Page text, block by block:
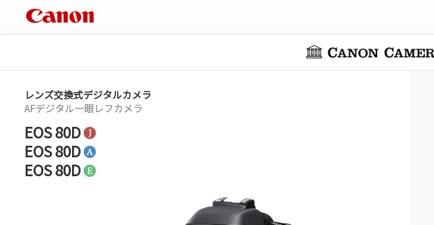
レンズ交換式デジタルカメラ
AFデジタル一眼レフカメラ
EOS 80D
EOS 80D
EOS 80D